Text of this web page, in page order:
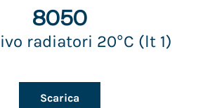
8050
radiatori 20°C (lt 1)
Scarica